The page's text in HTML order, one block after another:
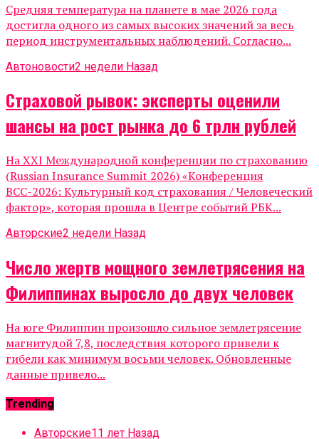
Средняя температура на планете в мае 2026 года
достигла одного из самых высоких значений за весь
период инструментальных наблюдений. Согласно...
Автоновости2 недели Назад
Страховой рывок: эксперты оценили
шансы на рост рынка до 6 трлн рублей
На XXI Международной конференции по страхованию
(Russian Insurance Summit 2026) «Конференция
ВСС-2026: Культурный код страхования / Человеческий
фактор», которая прошла в Центре событий РБК...
Авторские2 недели Назад
Число жертв мощного землетрясения на
Филиппинах выросло до двух человек
На юге Филиппин произошло сильное землетрясение
магнитудой 7,8, последствия которого привели к
гибели как минимум восьми человек. Обновленные
данные привело...
Trending
Авторские11 лет Назад